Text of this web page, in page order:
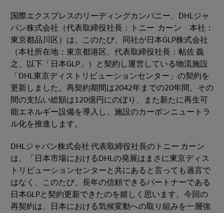
国際エクスプレスのリーディングカンパニー、DHLジャ
パン株式会社（代表取締役社長：トニー カーン 本社：
東京都品川区）は、このたび、同社が日本GLP株式会社
（本社所在地：東京都港区、代表取締役社長：帖佐 義
之、以下「日本GLP」）と契約し運営している物流施設
「DHL東京ディストリビューションセンター」の契約を
更新しました。再契約期間は2042年までの20年間、その
間の支払い総額は120億円にのぼり、また新たに再生可
能エネルギー設備を導入し、施設のカーボンニュートラ
ル化を推進します。
DHLジャパン株式会社 代表取締役社長のトニー カーン
は、「日本市場におけるDHLの発展はまさに東京ディス
トリビューションセンターと共にあると言っても過言で
はなく、このたび、長年の信頼できるパートナーである
日本GLPと契約更新できたのを嬉しく思います。今回の
再契約は、日本における気候変動への取り組みを一層強